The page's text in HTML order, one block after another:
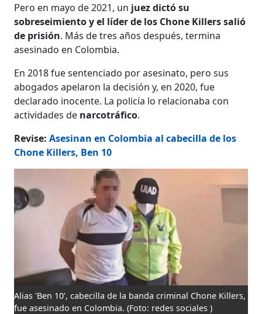
Pero en mayo de 2021, un juez dictó su
sobreseimiento y el líder de los Chone Killers salió
de prisión. Más de tres años después, termina
asesinado en Colombia.
En 2018 fue sentenciado por asesinato, pero sus
abogados apelaron la decisión y, en 2020, fue
declarado inocente. La policía lo relacionaba con
actividades de narcotráfico.
Revise:Asesinan en Colombia al cabecilla de los
Chone Killers, Ben 10
Alias 'Ben 10', cabecilla de la banda criminal Chone Killers,
fue asesinado en Colombia.(Foto: redes sociales )